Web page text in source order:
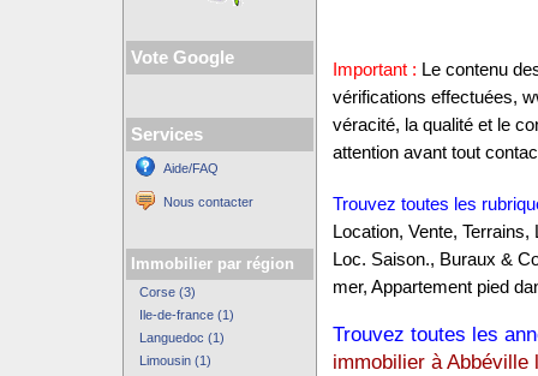
Vote Google
Services
Aide/FAQ
Nous contacter
Immobilier par région
Corse (3)
Ile-de-france (1)
Languedoc (1)
Limousin (1)
Important : Le contenu
vérifications effectuées,
véracité, la qualité et le
attention avant tout
Trouvez toutes les
Location, Vente,
Loc. Saison., Buraux &
mer, Appartement pied
Trouvez toutes les
immobilier à